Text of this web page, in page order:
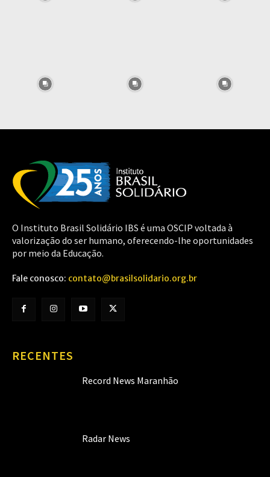
O Instituto Brasil Solidário IBS é uma OSCIP voltada à
valorização do ser humano, oferecendo-lhe oportunidades
por meio da Educação.
Fale conosco: contato@brasilsolidario.org.br
RECENTES
Record News Maranhão
Radar News